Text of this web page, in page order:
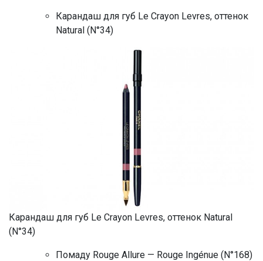
Карандаш для губ Le Crayon Levres, оттенок
Natural (N°34)
Карандаш для губ Le Crayon Levres, оттенок Natural
(N°34)
Помаду Rouge Allure — Rouge Ingénue (N°168)